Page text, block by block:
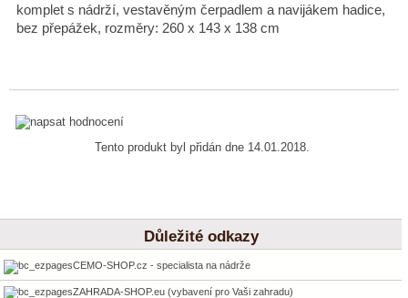
komplet s nádrží, vestavěným čerpadlem a navijákem hadice,
bez přepážek, rozměry: 260 x 143 x 138 cm
Tento produkt byl přidán dne 14.01.2018.
Důležité odkazy
CEMO-SHOP.cz - specialista na nádrže
ZAHRADA-SHOP.eu (vybavení pro Vaši zahradu)